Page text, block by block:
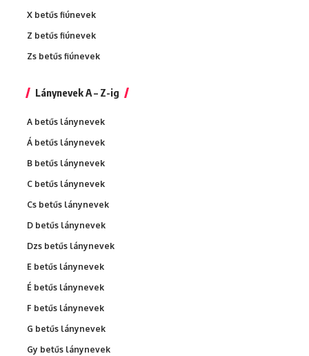
X betűs fiúnevek
Z betűs fiúnevek
Zs betűs fiúnevek
Lánynevek A – Z-ig
A betűs lánynevek
Á betűs lánynevek
B betűs lánynevek
C betűs lánynevek
Cs betűs lánynevek
D betűs lánynevek
Dzs betűs lánynevek
E betűs lánynevek
É betűs lánynevek
F betűs lánynevek
G betűs lánynevek
Gy betűs lánynevek